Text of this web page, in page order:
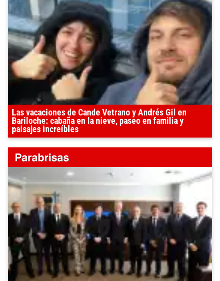
Las vacaciones de Cande Vetrano y Andrés Gil en
Bariloche: cabaña en la nieve, paseo en familia y
paisajes increíbles